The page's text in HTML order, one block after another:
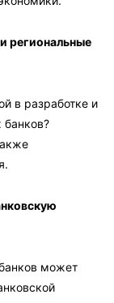
региональные
в разработке и
может